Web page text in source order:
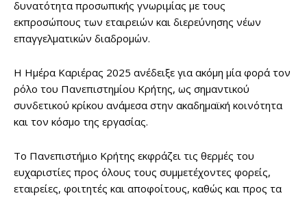
δυνατότητα προσωπικής γνωριμίας με τους
εκπροσώπους των εταιρειών και διερεύνησης νέων
επαγγελματικών διαδρομών.
Η Ημέρα Καριέρας 2025 ανέδειξε για ακόμη μία φορά τον
ρόλο του Πανεπιστημίου Κρήτης, ως σημαντικού
συνδετικού κρίκου ανάμεσα στην ακαδημαϊκή κοινότητα
και τον κόσμο της εργασίας.
Το Πανεπιστήμιο Κρήτης εκφράζει τις θερμές του
ευχαριστίες προς όλους τους συμμετέχοντες φορείς,
εταιρείες, φοιτητές και αποφοίτους, καθώς και προς τα